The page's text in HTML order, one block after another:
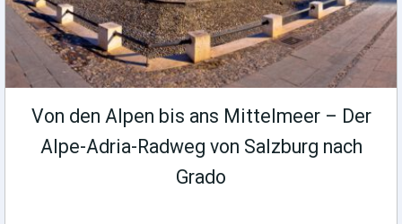
Von den Alpen bis ans Mittelmeer – Der
Alpe-Adria-Radweg von Salzburg nach
Grado